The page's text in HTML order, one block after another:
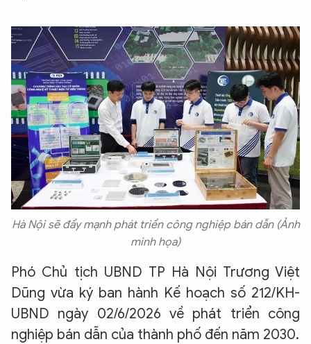
Hà Nội sẽ đẩy mạnh phát triển công nghiệp bán dẫn (Ảnh
minh họa)
Phó Chủ tịch UBND TP Hà Nội Trương Việt
Dũng vừa ký ban hành Kế hoạch số 212/KH-
UBND ngày 02/6/2026 về phát triển công
nghiệp bán dẫn của thành phố đến năm 2030.